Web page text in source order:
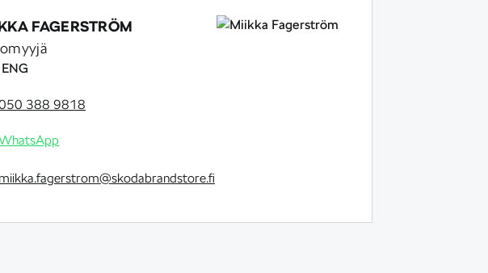
FAGERSTRÖM
388 9818
miikka.fagerstrom@skodabrandstore.fi